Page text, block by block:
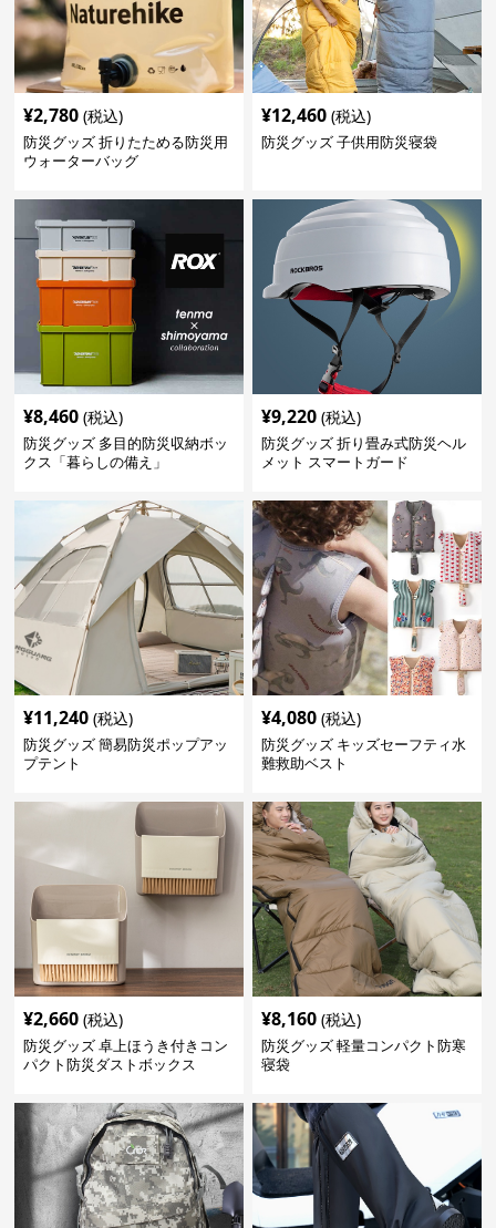
¥2,780 (税込)
防災グッズ 折りたためる防災用
ウォーターバッグ
¥12,460 (税込)
防災グッズ 子供用防災寝袋
¥8,460 (税込)
防災グッズ 多目的防災収納ボッ
クス「暮らしの備え」
¥9,220 (税込)
防災グッズ 折り畳み式防災ヘル
メット スマートガード
¥11,240 (税込)
防災グッズ 簡易防災ポップアッ
プテント
¥4,080 (税込)
防災グッズ キッズセーフティ水
難救助ベスト
¥2,660 (税込)
防災グッズ 卓上ほうき付きコン
パクト防災ダストボックス
¥8,160 (税込)
防災グッズ 軽量コンパクト防寒
寝袋